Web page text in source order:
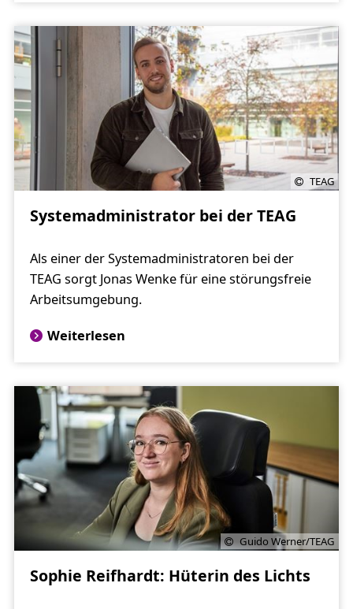
TEAG
Systemadministrator bei der TEAG
Als einer der Systemadministratoren bei der
TEAG sorgt Jonas Wenke für eine störungsfreie
Arbeitsumgebung.
Weiterlesen
Guido Werner/TEAG
Sophie Reifhardt: Hüterin des Lichts